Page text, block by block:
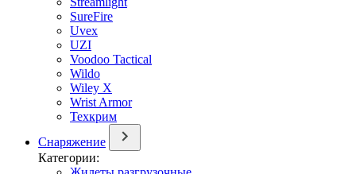
SureFire
Uvex
UZI
Voodoo Tactical
Wildo
Wiley X
Wrist Armor
Техкрим
Снаряжение
Категории: